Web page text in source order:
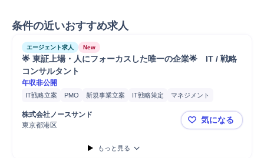
条件の近いおすすめ求人
エージェント求人 New
🌟 東証上場・人にフォーカスした唯一の企業🌟　IT / 戦略
コンサルタント
年収非公開
IT戦略立案 PMO 新規事業立案 IT戦略策定
マネジメント
プロジェクトマネジメント
IT戦略コンサルティング
コスト削減
分析
Salesforce導入 プロジェクト
株式会社ノースサンド
東京都港区
🌟 東証上
気になる
もっと見る